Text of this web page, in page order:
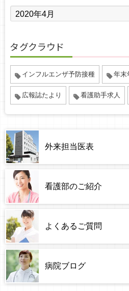
タグクラウド
インフルエンザ予防接種 年末
広報誌たより 看護助手求人
外来担当医表
看護部のご紹介
よくあるご質問
病院ブログ